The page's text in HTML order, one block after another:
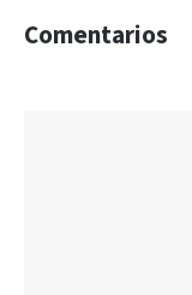
Comentarios